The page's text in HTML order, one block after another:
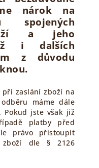
nárok na
spojených
a jeho
i dalších
z důvodu
zaslání zboží na
máme dále
Pokud jste však již
platby před
právo přistoupit
zboží dle § 2126